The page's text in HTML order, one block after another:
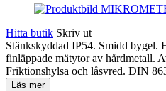
Hitta butik Skriv ut
Stänkskyddad IP54. Smidd bygel.
finläppade mätytor av hårdmetall.
Friktionshylsa och låsvred. DIN
Läs mer